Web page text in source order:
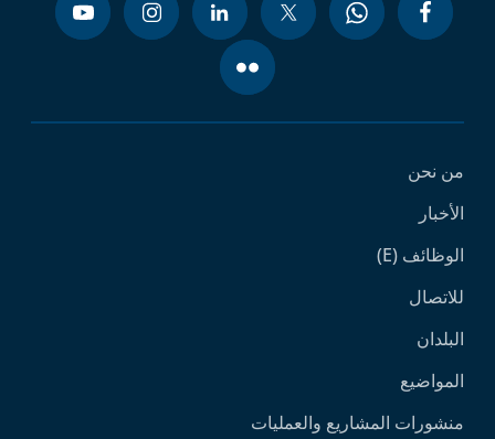
من نحن
الأخبار
الوظائف (E)
للاتصال
البلدان
المواضيع
منشورات المشاريع والعمليات